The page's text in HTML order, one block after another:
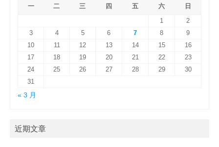
一
二 三 四 五 六
日
1
2
3
4 5 6 7 8
9
10
11 12 13 14 15
16
17
18 19 20 21 22
23
24
25 26 27 28 29
30
31
« 3 月
近期文章